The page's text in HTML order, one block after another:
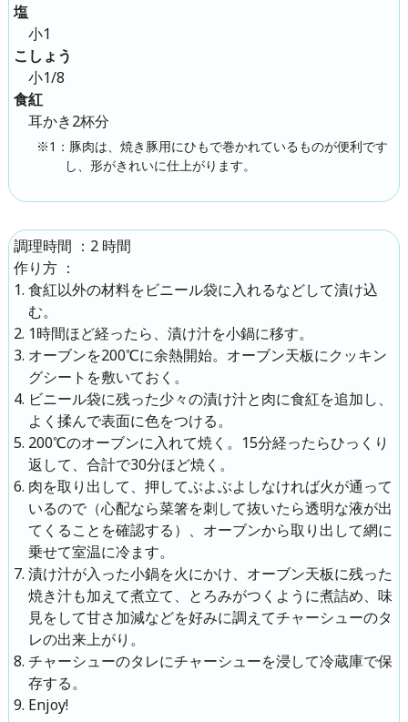
塩
小1
こしょう
小1/8
食紅
耳かき2杯分
※1：豚肉は、焼き豚用にひもで巻かれているものが便利です
し、形がきれいに仕上がります。
調理時間 ： 2 時間
作り方
：
食紅以外の材料をビニール袋に入れるなどして漬け込
む。
1時間ほど経ったら、漬け汁を小鍋に移す。
オーブンを200℃に余熱開始。オーブン天板にクッキン
グシートを敷いておく。
ビニール袋に残った少々の漬け汁と肉に食紅を追加し、
よく揉んで表面に色をつける。
200℃のオーブンに入れて焼く。15分経ったらひっくり
返して、合計で30分ほど焼く。
肉を取り出して、押してぶよぶよしなければ火が通って
いるので（心配なら菜箸を刺して抜いたら透明な液が出
てくることを確認する）、オーブンから取り出して網に
乗せて室温に冷ます。
漬け汁が入った小鍋を火にかけ、オーブン天板に残った
焼き汁も加えて煮立て、とろみがつくように煮詰め、味
見をして甘さ加減などを好みに調えてチャーシューのタ
レの出来上がり。
チャーシューのタレにチャーシューを浸して冷蔵庫で保
存する。
Enjoy!